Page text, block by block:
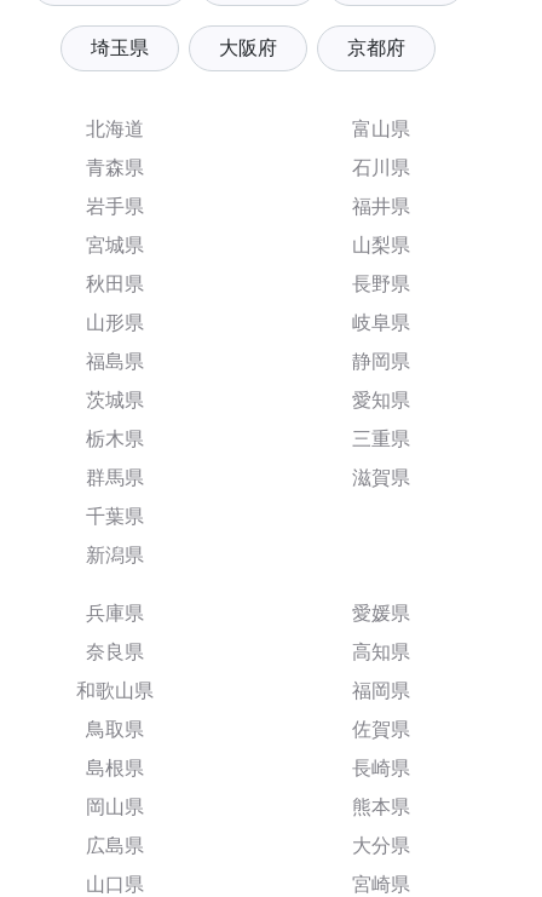
埼玉県 大阪府 京都府
北海道
青森県
岩手県
宮城県
秋田県
山形県
福島県
茨城県
栃木県
群馬県
千葉県
新潟県
富山県
石川県
福井県
山梨県
長野県
岐阜県
静岡県
愛知県
三重県
滋賀県
兵庫県
奈良県
和歌山県
鳥取県
島根県
岡山県
広島県
山口県
愛媛県
高知県
福岡県
佐賀県
長崎県
熊本県
大分県
宮崎県